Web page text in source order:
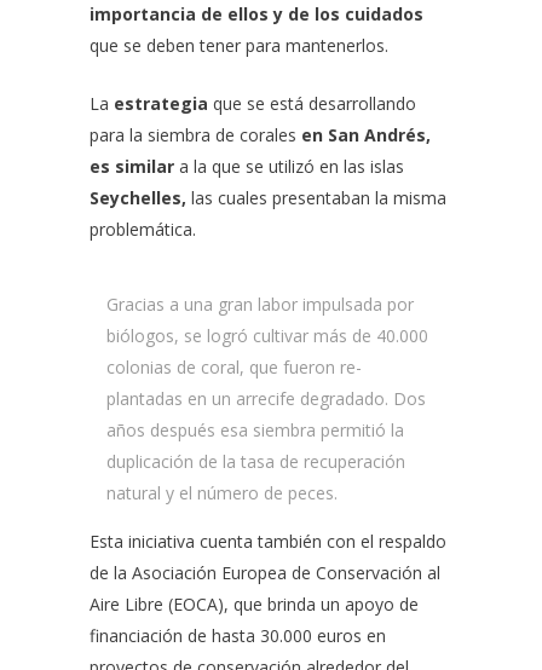
importancia de ellos y de los cuidados
que se deben tener para mantenerlos.
La estrategia que se está desarrollando
para la siembra de corales en San Andrés,
es similar a la que se utilizó en las islas
Seychelles, las cuales presentaban la misma
problemática.
Gracias a una gran labor impulsada por
biólogos, se logró cultivar más de 40.000
colonias de coral, que fueron re-
plantadas en un arrecife degradado. Dos
años después esa siembra permitió la
duplicación de la tasa de recuperación
natural y el número de peces.
Esta iniciativa cuenta también con el respaldo
de la Asociación Europea de Conservación al
Aire Libre (EOCA), que brinda un apoyo de
financiación de hasta 30.000 euros en